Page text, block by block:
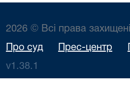
2026 © Всі права захищені
Про суд Прес-центр
v1.38.1